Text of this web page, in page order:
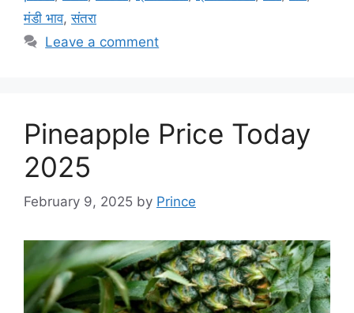
मंडी भाव,संतरा
Leave a comment
Pineapple Price Today
2025
February 9, 2025 by Prince